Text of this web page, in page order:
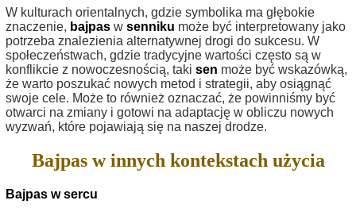
W kulturach orientalnych, gdzie symbolika ma głębokie
znaczenie, bajpas w senniku może być interpretowany jako
potrzeba znalezienia alternatywnej drogi do sukcesu. W
społeczeństwach, gdzie tradycyjne wartości często są w
konflikcie z nowoczesnością, taki sen może być wskazówką,
że warto poszukać nowych metod i strategii, aby osiągnąć
swoje cele. Może to również oznaczać, że powinniśmy być
otwarci na zmiany i gotowi na adaptację w obliczu nowych
wyzwań, które pojawiają się na naszej drodze.
Bajpas w innych kontekstach użycia
Bajpas w sercu